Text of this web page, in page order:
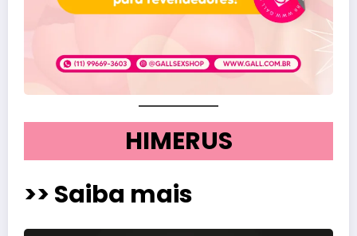
HIMERUS
>> Saiba mais